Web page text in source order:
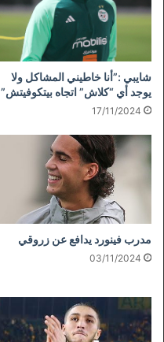
شايبي :”أنا خاطيني المشاكل ولا
يوجد أي “كلاش” اتجاه بيتكوفيتش”
17/11/2024
مدرب فينورد يدافع عن زروقي
03/11/2024